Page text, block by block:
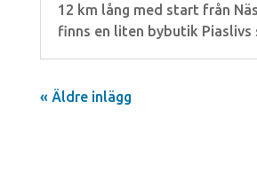
12 km lång med start från
finns en liten bybutik Piaslivs
« Äldre inlägg